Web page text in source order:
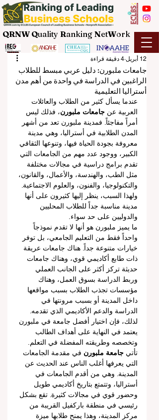
QRNW Quality Ranking NetWork
جامعات ملبورن: دليل عربي مبسط للطلاب
الراغبين في الدراسة في واحدة من أهم مدن
أستراليا التعليمية
12 أبريل 4 دقيقة قراءة
عندما يسأل كثير من الطلاب والعائلات
العربية عن جامعات ملبورن، فذلك ليس
أمراً مفاجئاً. فمدينة ملبورن تعد من أشهر
المدن الطلابية في أستراليا، وهي مدينة
معروفة بجودة الحياة فيها، وتنوعها الثقافي
الكبير، ووجود عدد مهم من الجامعات التي
تقدم برامج دراسية في مجالات مختلفة
مثل الطب، والهندسة، والأعمال، والقانون،
والتكنولوجيا، والفنون، والعلوم الاجتماعية.
ولهذا السبب، ينظر إليها كثيرون على أنها
مدينة مناسبة جداً للطلاب المحليين
والدوليين على حد سواء.
ما يميز ملبورن هو أنها لا تقدم نموذجاً
واحداً فقط من التعليم الجامعي، بل توفر
خيارات متنوعة جداً. هناك جامعات عريقة
ذات طابع أكاديمي قوي، وهناك جامعات
حديثة تركز أكثر على الجانب العملي
وربط الدراسة بسوق العمل، وهناك
مؤسسات تجذب الطلاب بسبب مواقعها
داخل المدينة أو بسبب مرونتها في
الدراسة والدعم الأكاديمي الذي تقدمه.
لذلك، فإن اختيار أفضل جامعة في ملبورن
يعتمد في النهاية على أهداف الطالب
وتخصصه وطريقته المفضلة في التعلم.
تأتي جامعة ملبورن في مقدمة الجامعات
التي يعرفها أغلب الناس عند الحديث عن
المدينة. وهي من أقدم الجامعات في
أستراليا، وتتمتع بتاريخ أكاديمي طويل
وحضور قوي في مجالات كثيرة. تقع بشكل
رئيسي في منطقة باركفيل القريبة من
مركز المدينة، وهذا يمنح طلابها ميزة